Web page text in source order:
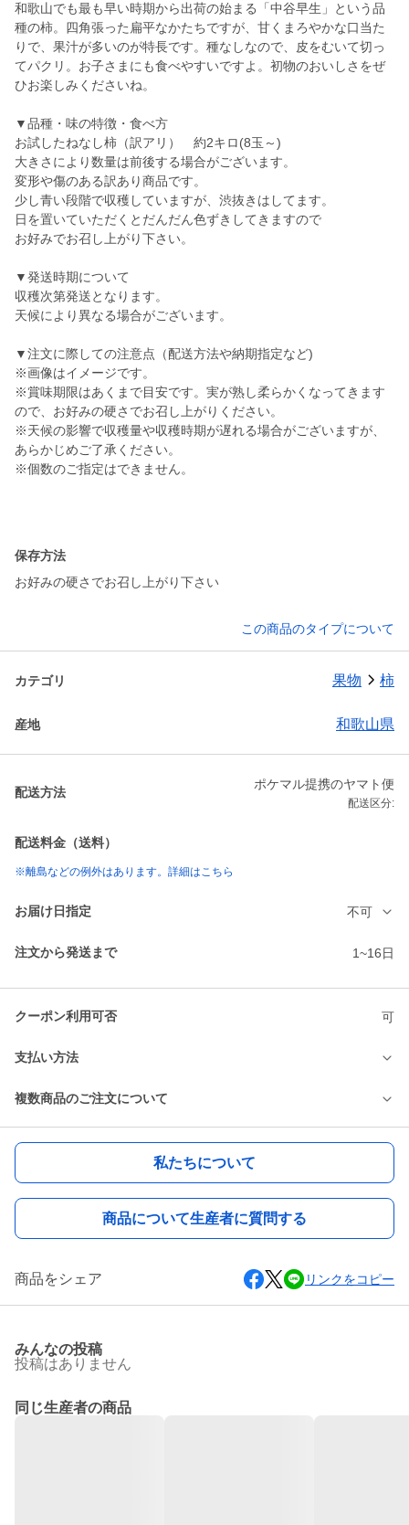
和歌山でも最も早い時期から出荷の始まる「中谷早生」という品
種の柿。四角張った扁平なかたちですが、甘くまろやかな口当た
りで、果汁が多いのが特長です。種なしなので、皮をむいて切っ
てパクリ。お子さまにも食べやすいですよ。初物のおいしさをぜ
ひお楽しみくださいね。
▼品種・味の特徴・食べ方
お試したねなし柿（訳アリ） 約2キロ(8玉～)
大きさにより数量は前後する場合がございます。
変形や傷のある訳あり商品です。
少し青い段階で収穫していますが、渋抜きはしてます。
日を置いていただくとだんだん色ずきしてきますので
お好みでお召し上がり下さい。
▼発送時期について
収穫次第発送となります。
天候により異なる場合がございます。
▼注文に際しての注意点（配送方法や納期指定など)
※画像はイメージです。
※賞味期限はあくまで目安です。実が熟し柔らかくなってきます
ので、お好みの硬さでお召し上がりください。
※天候の影響で収穫量や収穫時期が遅れる場合がございますが、
あらかじめご了承ください。
※個数のご指定はできません。
保存方法
お好みの硬さでお召し上がり下さい
この商品のタイプについて
カテゴリ 果物 柿
産地 和歌山県
配送方法
ポケマル提携のヤマト便
配送区分:
配送料金（送料）
※離島などの例外はあります。詳細はこちら
お届け日指定 不可
注文から発送まで 1~16日
クーポン利用可否 可
支払い方法
複数商品のご注文について
私たちについて
商品について生産者に質問する
商品をシェア リンクをコピー
みんなの投稿
投稿はありません
同じ生産者の商品